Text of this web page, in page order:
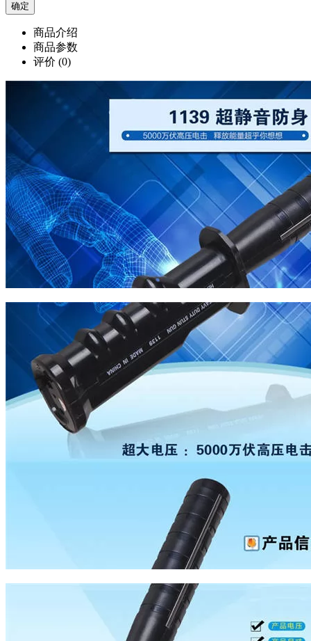
商品介绍
商品参数
评价 (0)